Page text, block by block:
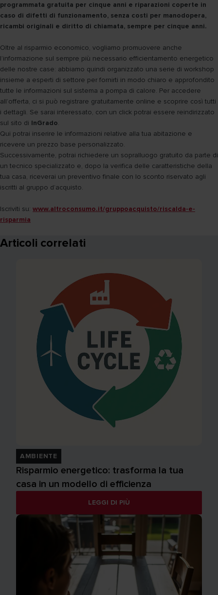
programmata gratuita per cinque anni e riparazioni coperte in
caso di difetti di funzionamento, senza costi per manodopera,
ricambi originali e diritto di chiamata, sempre per cinque anni.
Oltre al risparmio economico, vogliamo promuovere anche
l’informazione sul sempre più necessario efficientamento energetico
delle nostre case: abbiamo quindi organizzato una serie di workshop
insieme a esperti di settore per fornirti in modo chiaro e approfondito
tutte le informazioni sul sistema a pompa di calore. Per accedere
all’offerta, ci si può registrare gratuitamente online e scoprire così tutti
i dettagli. Se sarai interessato, con un click potrai essere reindirizzato
sul sito di InGrado.
Qui potrai inserire le informazioni relative alla tua abitazione e
ricevere un prezzo base personalizzato.
Successivamente, potrai richiedere un sopralluogo gratuito da parte di
un tecnico specializzato e, dopo la verifica delle caratteristiche della
tua casa, riceverai un preventivo finale con lo sconto riservato agli
iscritti al gruppo d’acquisto.
Iscriviti su: www.altroconsumo.it/gruppoacquisto/riscalda-e-
risparmia
Articoli correlati
AMBIENTE
Risparmio energetico: trasforma la tua
casa in un modello di efficienza
LEGGI DI PIÙ